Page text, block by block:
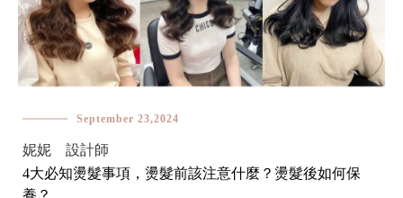
September 23,2024
妮妮 設計師
4大必知燙髮事項，燙髮前該注意什麼？燙髮後如何保